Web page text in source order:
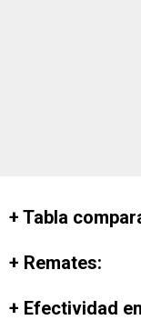
+ Tabla
+ Remates:
+ Efectividad